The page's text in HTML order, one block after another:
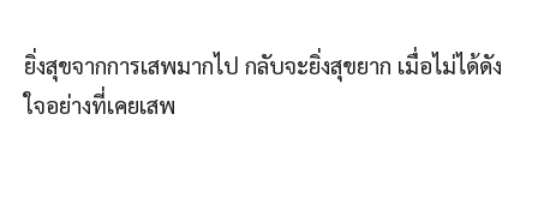
ยิ่งสุขจากการเสพมากไป กลับจะยิ่งสุขยาก เมื่อไม่ได้ดัง
ใจอย่างที่เคยเสพ